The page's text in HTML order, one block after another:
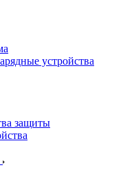
устройства
защиты